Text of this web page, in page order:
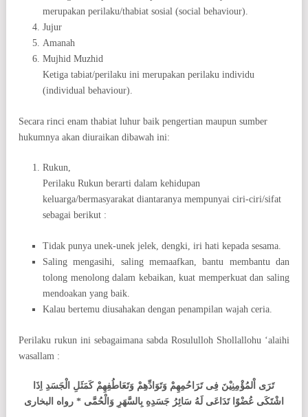
merupakan perilaku/thabiat sosial (social behaviour).
Jujur
Amanah
Mujhid Muzhid
Ketiga tabiat/perilaku ini merupakan perilaku individu
(individual behaviour).
Secara rinci enam thabiat luhur baik pengertian maupun sumber
hukumnya akan diuraikan dibawah ini:
Rukun,
Perilaku Rukun berarti dalam kehidupan
keluarga/bermasyarakat diantaranya mempunyai ciri-ciri/sifat
sebagai berikut :
Tidak punya unek-unek jelek, dengki, iri hati kepada sesama.
Saling mengasihi, saling memaafkan, bantu membantu dan
tolong menolong dalam kebaikan, kuat memperkuat dan saling
mendoakan yang baik.
Kalau bertemu diusahakan dengan penampilan wajah ceria.
Perilaku rukun ini sebagaimana sabda Rosululloh Shollallohu ‘alaihi
wasallam :
تَرَى اْلمُؤْمِنِيْنَ فِى تَرَاحُمِهِمْ وَتَوَادِّهِمْ وَتَعَاطُفِهِمْ كَمَثَلِ الْجَسَدِ اِذَا
اشْتَكَى عُضْوًا تَدَاعَى لَهُ سَائِرُ جَسَدِهِ بِالسَّهَرِ وَالْحُمَّى * رواه البخارى